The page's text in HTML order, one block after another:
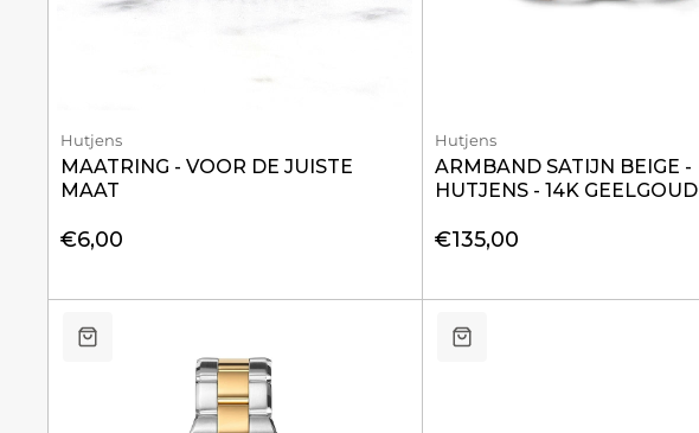
Hutjens
MAATRING - VOOR DE JUISTE
MAAT
€6,00
Hutjens
ARMBAND SATIJN BEIGE -
HUTJENS - 14K GEELGOUD
€135,00